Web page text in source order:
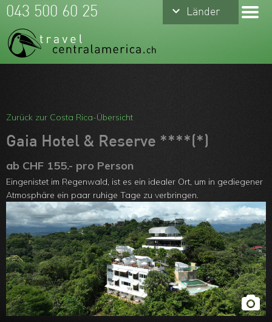
Team
Über uns
Feedbacks
Kontakt
ARVB
keyboard_arrow_down Länder
Guatemala
Honduras
El Salvador
keyboard_arrow_down Länder
043 500 60 25
Zurück zur Costa Rica-Übersicht
Gaia Hotel & Reserve ****(*)
ab CHF 155.- pro Person
Eingenistet im Regenwald, ist es ein idealer Ort, um in gediegener
Atmosphäre ein paar ruhige Tage zu verbringen.